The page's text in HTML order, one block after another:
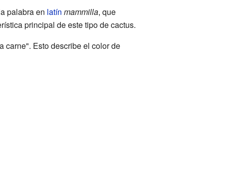
palabra en latín mammilla, que
principal de este tipo de cactus.
carne". Esto describe el color de